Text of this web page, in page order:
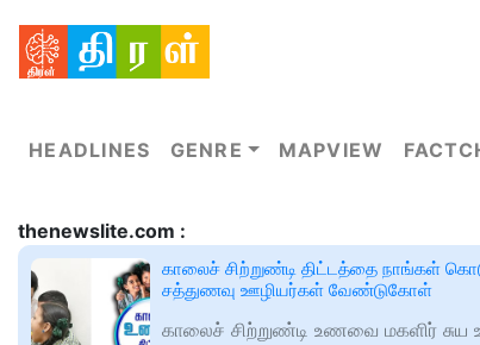
HEADLINES GENRE MAPVIEW
thenewslite.com :
காலைச் சிற்றுண்டி திட்டத்தை நாங்கள்
சத்துணவு ஊழியர்கள் வேண்டுகோள்
காலைச் சிற்றுண்டி உணவை மகளிர் சுய